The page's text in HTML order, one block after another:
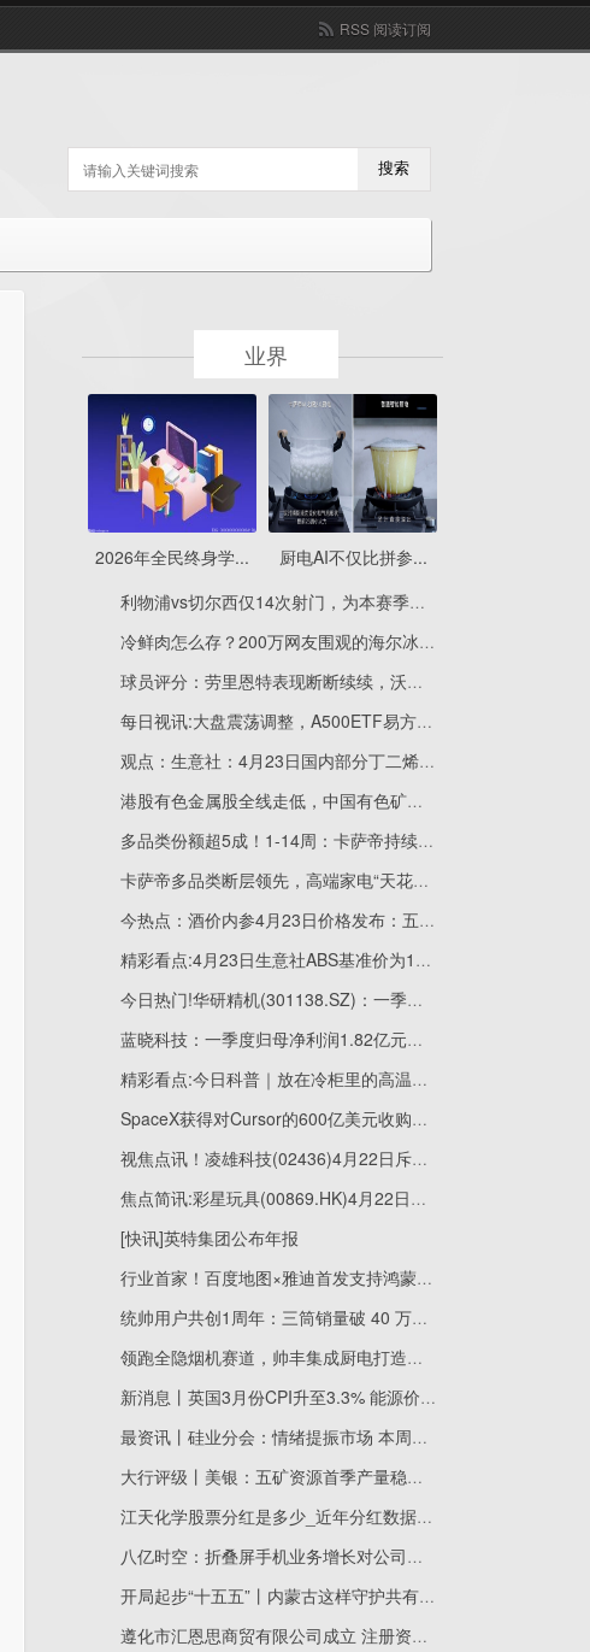
RSS 阅读订阅
搜索
业界
2026年全民终身学... 厨电AI不仅比拼参...
利物浦vs切尔西仅14次射门，为本赛季英超单场第二少
冷鲜肉怎么存？200万网友围观的海尔冰箱慢直播说清楚了
球员评分：劳里恩特表现断断续续，沃尔帕托缺乏空间|动态
每日视讯:大盘震荡调整，A500ETF易方达（159361）半日获近2亿份净申购
观点：生意社：4月23日国内部分丁二烯企业竞拍及销售情况
港股有色金属股全线走低，中国有色矿业跌3.83%_焦点快看
多品类份额超5成！1-14周：卡萨帝持续领跑高端市场
卡萨帝多品类断层领先，高端家电“天花板”为何难破？
今热点：酒价内参4月23日价格发布：五粮液普五八代小幅上涨1元
精彩看点:4月23日生意社ABS基准价为11133.33元/吨
今日热门!华研精机(301138.SZ)：一季度归母净利润1044.08万元 同比下降25.85%
蓝晓科技：一季度归母净利润1.82亿元，同比下滑5.81%
精彩看点:今日科普｜放在冷柜里的高温杀菌乳是鲜牛奶吗？
SpaceX获得对Cursor的600亿美元收购选择权 热推荐
视焦点讯！凌雄科技(02436)4月22日斥资58.05万港元回购4.08万股
焦点简讯:彩星玩具(00869.HK)4月22日耗资49.87万港元回购104.8万股
[快讯]英特集团公布年报
行业首家！百度地图×雅迪首发支持鸿蒙投屏导航，两轮车智慧出行迈入“鸿蒙时代”
统帅用户共创1周年：三筒销量破 40 万，品牌新增千万用户
领跑全隐烟机赛道，帅丰集成厨电打造多元发展新引擎_看热讯
新消息丨英国3月份CPI升至3.3% 能源价格上涨明显
最资讯丨硅业分会：情绪提振市场 本周多晶硅价格止跌企稳
大行评级丨美银：五矿资源首季产量稳健，目标价降至12港元，重申“买入”评级
江天化学股票分红是多少_近年分红数据一览（2026/4/22）_焦点消息
八亿时空：折叠屏手机业务增长对公司业务将有积极促进作用
开局起步“十五五”丨内蒙古这样守护共有精神家园
遵化市汇恩思商贸有限公司成立 注册资本3万人民币 看点